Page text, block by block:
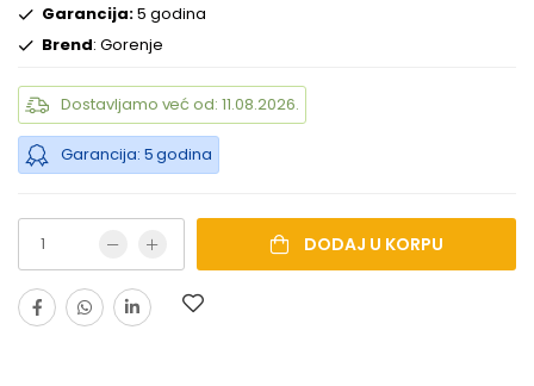
Garancija:5 godina
Brend: Gorenje
Dostavljamo već od: 11.08.2026.
Garancija: 5 godina
DODAJ U KORPU